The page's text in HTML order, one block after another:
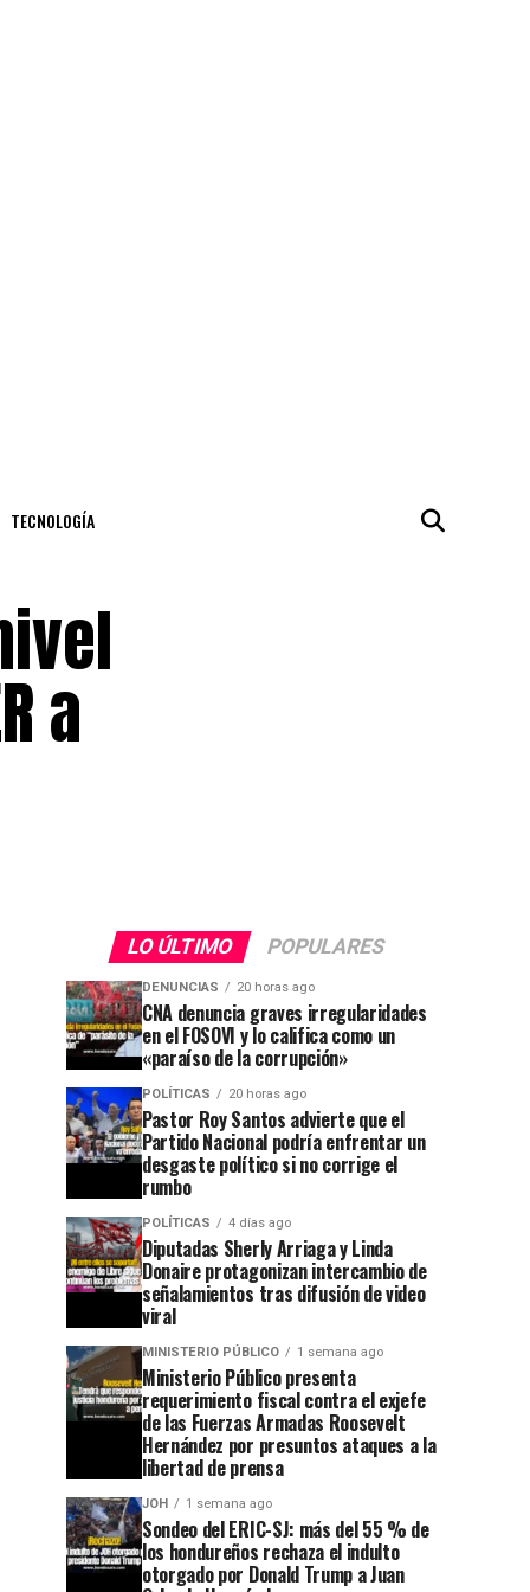
TECNOLOGÍA
a
LO ÚLTIMO POPULARES
DENUNCIAS 20 horas ago
CNA denuncia graves irregularidades
en el FOSOVI y lo califica como un
«paraíso de la corrupción»
POLÍTICAS 20 horas ago
Pastor Roy Santos advierte que el
Partido Nacional podría enfrentar un
desgaste político si no corrige el
rumbo
POLÍTICAS 4 días ago
Diputadas Sherly Arriaga y Linda
Donaire protagonizan intercambio de
señalamientos tras difusión de video
viral
MINISTERIO PÚBLICO 1 semana ago
Ministerio Público presenta
requerimiento fiscal contra el exjefe
de las Fuerzas Armadas Roosevelt
Hernández por presuntos ataques a la
libertad de prensa
JOH 1 semana ago
Sondeo del ERIC-SJ: más del 55 % de
los hondureños rechaza el indulto
otorgado por Donald Trump a Juan